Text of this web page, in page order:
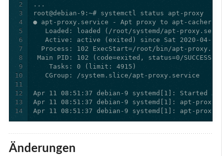
2
3
4
5
6
7
8
9
10
11
12
13
14
Apr 11 08:51:37 debian-9 systemd[1]: apt-
Änderungen